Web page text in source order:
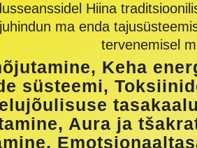
Hiina
ma enda
tervenemisel
Keha
süsteemi,
Aura ja